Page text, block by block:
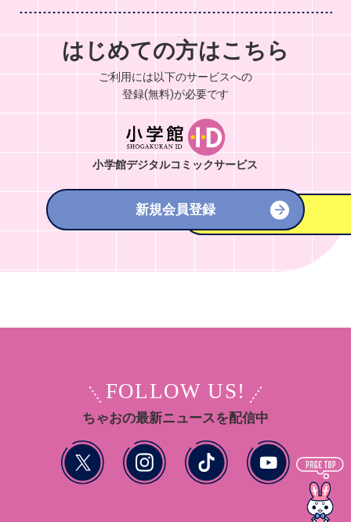
はじめての方はこちら
ご利用には以下のサービスへの
登録(無料)が必要です
小学館デジタルコミックサービス
新規会員登録
FOLLOW US!
ちゃおの最新ニュースを配信中